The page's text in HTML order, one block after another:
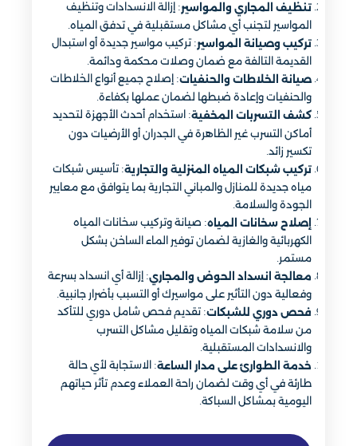
تنظيف المجاري والمواسير: إزالة الانسدادات وتنظيف
المواسير لتجنب أي مشاكل مستقبلية في تدفق المياه.
تركيب وصيانة المواسير: تركيب مواسير جديدة أو استبدال
القديمة التالفة مع ضمان وصلات محكمة ودائمة.
صيانة الخلاطات والحنفيات: إصلاح جميع أنواع الخلاطات
والحنفيات وإعادة ضبطها لضمان عملها بكفاءة.
كشف التسربات المخفية: استخدام أحدث الأجهزة لتحديد
أماكن التسرب غير الظاهرة في الجدران أو الأرضيات دون
تكسير زائد.
تركيب شبكات المياه المنزلية والتجارية: تأسيس شبكات
مياه جديدة للمنازل والمباني التجارية بما يتوافق مع معايير
الجودة والسلامة.
إصلاح سخانات
المياه: صيانة وتركيب سخانات المياه
الكهربائية والغازية لضمان توفير الماء الساخن بشكل
مستمر.
معالجة انسداد الحوض والمجاري: إزالة أي انسداد بسرعة
وفعالية دون التأثير على مواسيرك أو التسبب بأضرار جانبية.
فحص دوري للشبكات: تقديم فحص شامل دوري للتأكد
من سلامة شبكات المياه وتقليل مشاكل التسرب
والانسدادات المستقبلية.
خدمة الطوارئ على مدار الساعة: الاستجابة لأي حالة
طارئة في أي وقت لضمان راحة العملاء وعدم تأثر حياتهم
اليومية بمشاكل السباكة.